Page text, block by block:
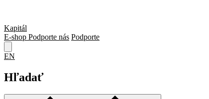
Kapitál
E-shop Podporte nás Podporte
EN
Hľadať